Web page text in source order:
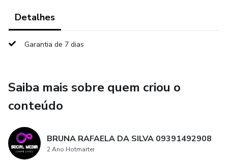
Detalhes
Garantia de 7 dias
Saiba mais sobre quem criou o
conteúdo
BRUNA RAFAELA DA SILVA 09391492908
2 Ano Hotmarter